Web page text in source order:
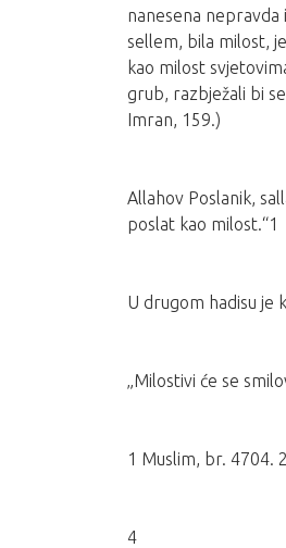
nanesena nepravda
sellem, bila milost,
kao milost
grub, razbježali bi
Imran, 159.)
Allahov Poslanik,
poslat kao milost.“1
U drugom hadisu je
„Milostivi će se
1 Muslim, br. 4704.
4